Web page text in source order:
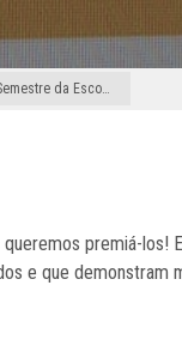
Master D - Formando do Semestre da Escola de Hotelaria e Turismo
premiá-
e que demonstram